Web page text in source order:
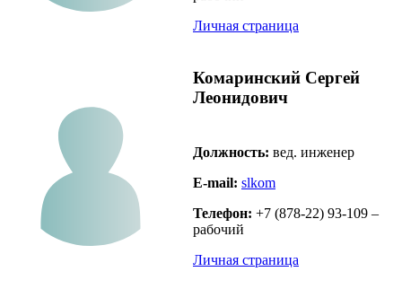
Личная страница
Комаринский Сергей
Леонидович
Должность: вед. инженер
E-mail: slkom
Телефон: +7 (878-22) 93-109 –
рабочий
Личная страница